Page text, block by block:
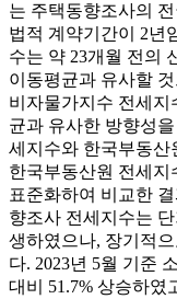
는 주택동향조사의
법적 계약기간이 2년
수는 약 23개월 전의
이동평균과 유사할
비자물가지수 전세지
균과 유사한 방향성
세지수와 한국부동산
한국부동산원 전세지
표준화하여 비교한
향조사 전세지수는
생하였으나, 장기적
다. 2023년 5월 기준
대비 51.7% 상승하였